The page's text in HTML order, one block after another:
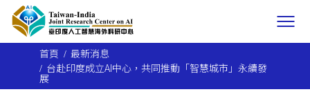
首頁
最新消息
台赴印度成立AI中心，共同推動「智慧城市」永續發
展